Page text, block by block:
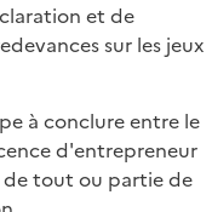
et de
sur les jeux
à conclure entre le
d'entrepreneur
de tout ou partie de